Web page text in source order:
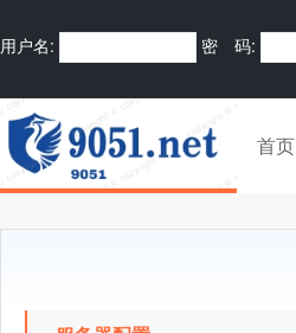
用户名: 密 码:
首页